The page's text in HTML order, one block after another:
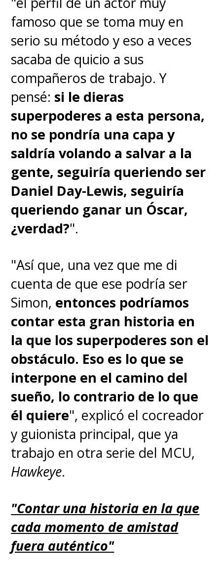
famoso que se toma muy en
serio su método y eso a veces
sacaba de quicio a sus
compañeros de trabajo. Y
pensé: si le dieras
superpoderes a esta persona,
no se pondría una capa y
saldría volando a salvar a la
gente, seguiría queriendo ser
Daniel Day-Lewis, seguiría
queriendo ganar un Óscar,
¿verdad?".
"Así que, una vez que me di
cuenta de que ese podría ser
Simon, entonces podríamos
contar esta gran historia en
la que los superpoderes son el
obstáculo. Eso es lo que se
interpone en el camino del
sueño, lo contrario de lo que
él quiere", explicó el cocreador
y guionista principal, que ya
trabajo en otra serie del MCU,
Hawkeye.
"Contar una historia en la que
cada momento de amistad
fuera auténtico"